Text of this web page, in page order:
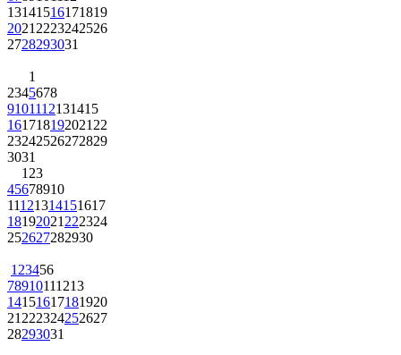
13141516171819
2021 2223242526
2728293031
1
2345678
9101112131415
161718192021 22
23242526272829
3031
1 23
45678910
11121314151617
18192021 222324
252627282930
1 23456
78910111213
14151617181920
21 222324252627
28293031